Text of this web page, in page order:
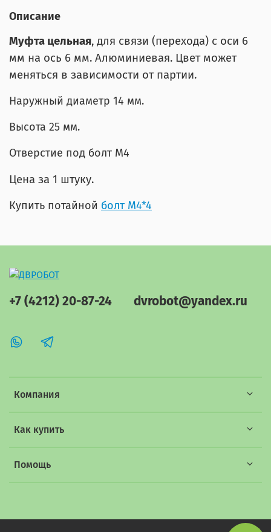
Описание
Муфта цельная, для связи (перехода) с оси 6
мм на ось 6 мм. Алюминиевая. Цвет может
меняться в зависимости от партии.
Наружный диаметр 14 мм.
Высота 25 мм.
Отверстие под болт М4
Цена за 1 штуку.
Купить потайной болт М4*4
Компания
Как купить
Помощь
+7 (4212) 20-87-24 dvrobot@yandex.ru